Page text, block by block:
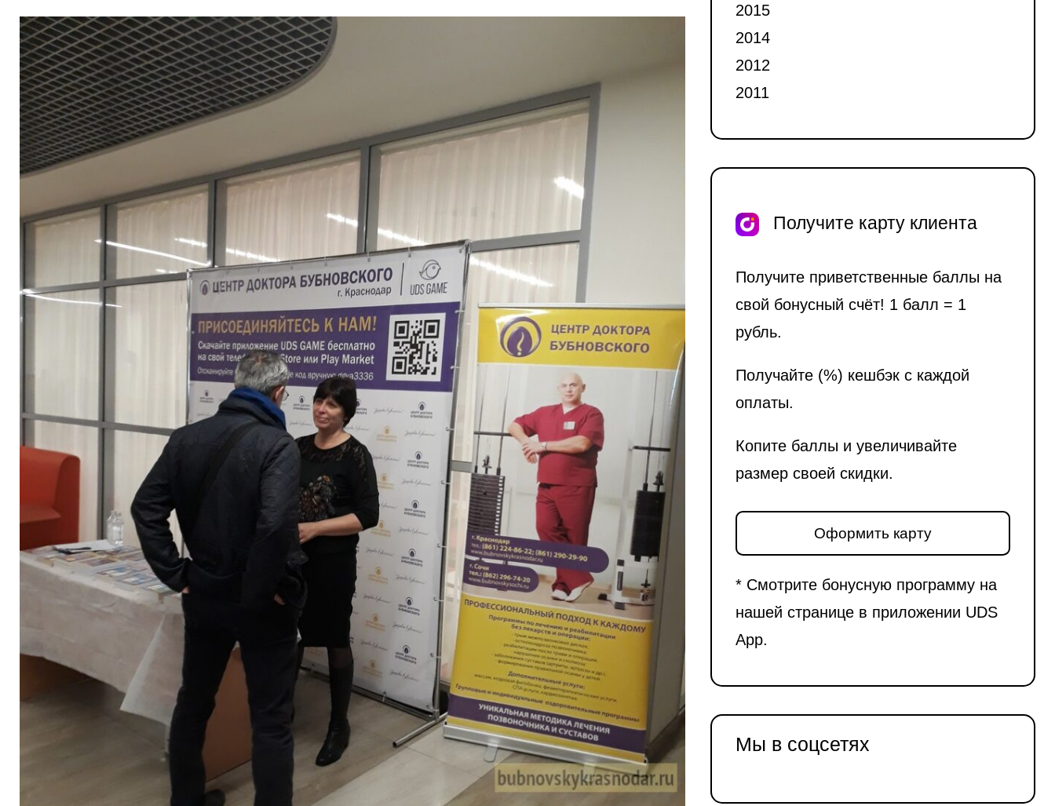
2015
2014
2012
2011
Получите карту клиента
Получите приветственные баллы на
свой бонусный счёт! 1 балл = 1
рубль.
Получайте (%) кешбэк с каждой
оплаты.
Копите баллы и увеличивайте
размер своей скидки.
Оформить карту
* Смотрите бонусную программу на
нашей странице в приложении UDS
App.
Мы в соцсетях